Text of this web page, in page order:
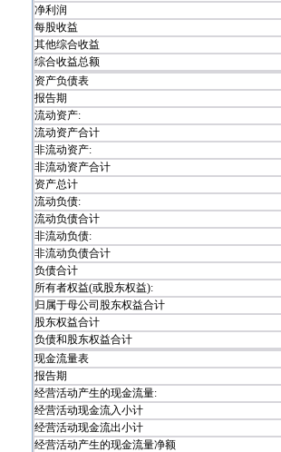
净利润
每股收益
其他综合收益
综合收益总额
资产负债表
报告期
流动资产:
流动资产合计
非流动资产:
非流动资产合计
资产总计
流动负债:
流动负债合计
非流动负债:
非流动负债合计
负债合计
所有者权益(或股东权益):
归属于母公司股东权益合计
股东权益合计
负债和股东权益合计
现金流量表
报告期
经营活动产生的现金流量:
经营活动现金流入小计
经营活动现金流出小计
经营活动产生的现金流量净额